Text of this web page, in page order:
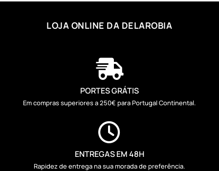
LOJA ONLINE DA DELAROBIA

PORTES GRÁTIS
Em compras superiores a 250€ para Portugal Continental.

ENTREGAS EM 48H
Rapidez de entrega na sua morada de preferência.